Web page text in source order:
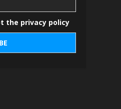
the privacy policy